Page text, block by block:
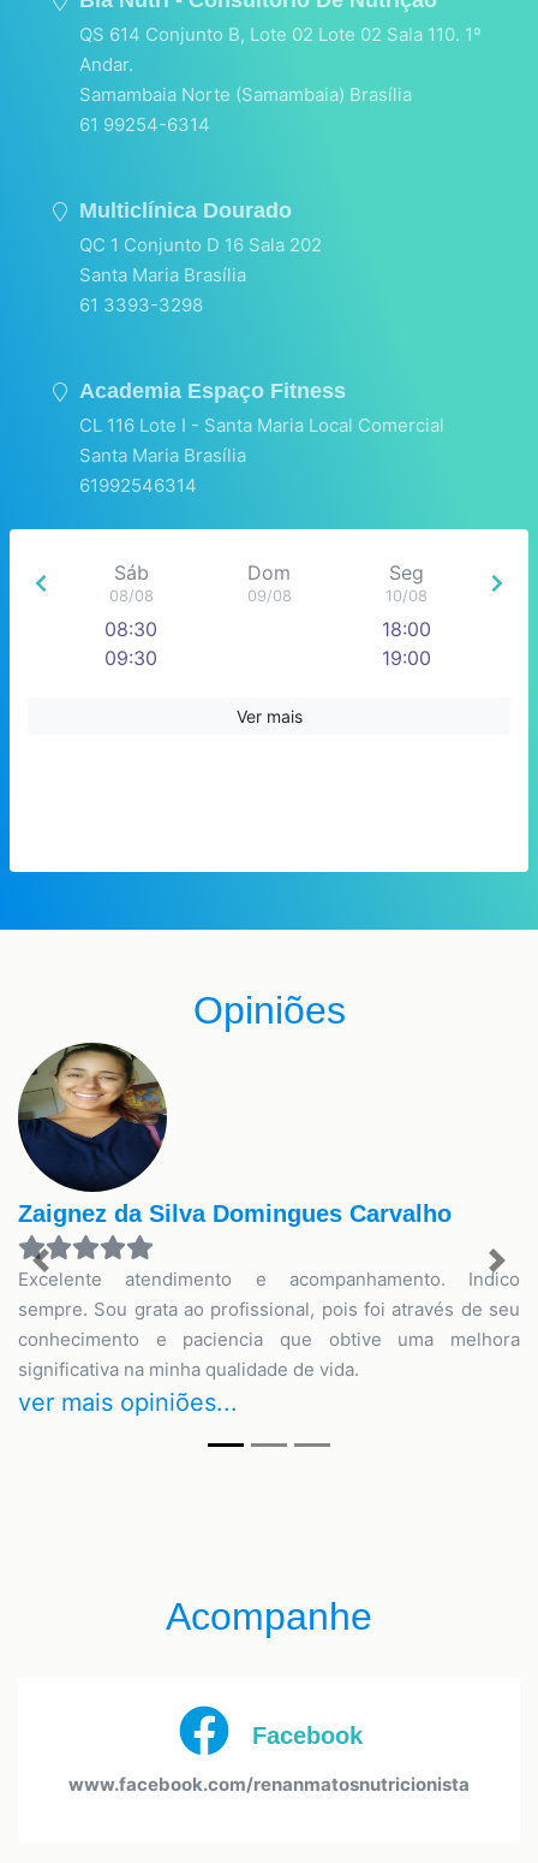
QS 614 Conjunto B, Lote 02 Lote 02 Sala 110. 1º
Andar.
Samambaia Norte (Samambaia) Brasília
61 99254-6314
Multiclínica Dourado
QC 1 Conjunto D 16 Sala 202
Santa Maria Brasília
61 3393-3298
Academia Espaço Fitness
CL 116 Lote I - Santa Maria Local Comercial
Santa Maria Brasília
61992546314
Sáb
08/08
08:30
09:30
Dom
09/08
Seg
10/08
18:00
19:00
Ver mais
Opiniões
Zaignez da Silva Domingues Carvalho
Excelente atendimento e acompanhamento. Indico
sempre. Sou grata ao profissional, pois foi através de seu
conhecimento e paciencia que obtive uma melhora
significativa na minha qualidade de vida.
ver mais opiniões...
Previous Next
Acompanhe
Facebook
www.facebook.com/renanmatosnutricionista